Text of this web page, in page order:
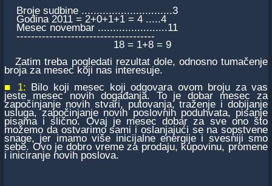
Broje sudbine ..............................3
Godina 2011 = 2+0+1+1 = 4 .....4
Mesec novembar .......................11
--------------------------------------
18 = 1+8 = 9
Zatim treba pogledati rezultat dole, odnosno tumačenje
broja za mesec koji nas interesuje.
■ 1:
Bilo koji mesec koji odgovara ovom broju za vas
jeste mesec novih događanja. To je dobar mesec za
započinjanje novih stvari, putovanja, traženje i dobijanje
usluga, započinjanje novih poslovnih poduhvata, pisanje
pisama i slično. Ovaj je mesec dobar za sve ono što
možemo da ostvarimo sami i oslanjajući se na sopstvene
snage, jer imamo više inicijalne energije i svesniji smo
sebe. Ovo je dobro vreme za prodaju, kupovinu, promene
i iniciranje novih poslova.